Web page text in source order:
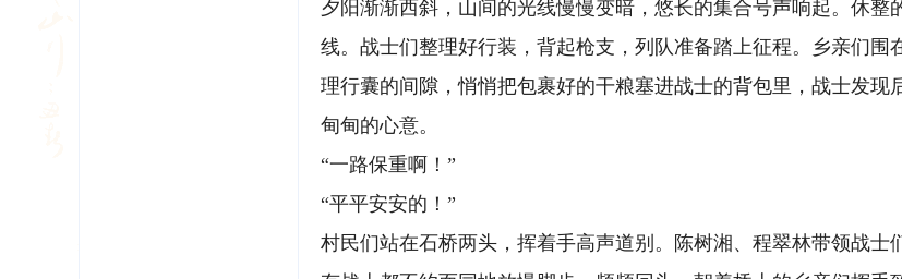
夕阳渐渐西斜，山间的光线慢慢变暗，悠长的集合号声响起。休
线。战士们整理好行装，背起枪支，列队准备踏上征程。乡亲们
理行囊的间隙，悄悄把包裹好的干粮塞进战士的背包里，战士发
甸甸的心意。
“一路保重啊！”
“平平安安的！”
村民们站在石桥两头，挥着手高声道别。陈树湘、程翠林带领战